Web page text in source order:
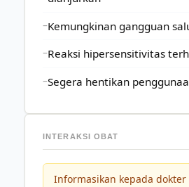
Kemungkinan gangguan
Reaksi hipersensitivitas
Segera hentikan
INTERAKSI OBAT
Informasikan kepada